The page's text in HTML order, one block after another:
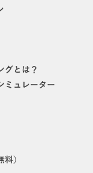
グとは？
ミュレーター
）